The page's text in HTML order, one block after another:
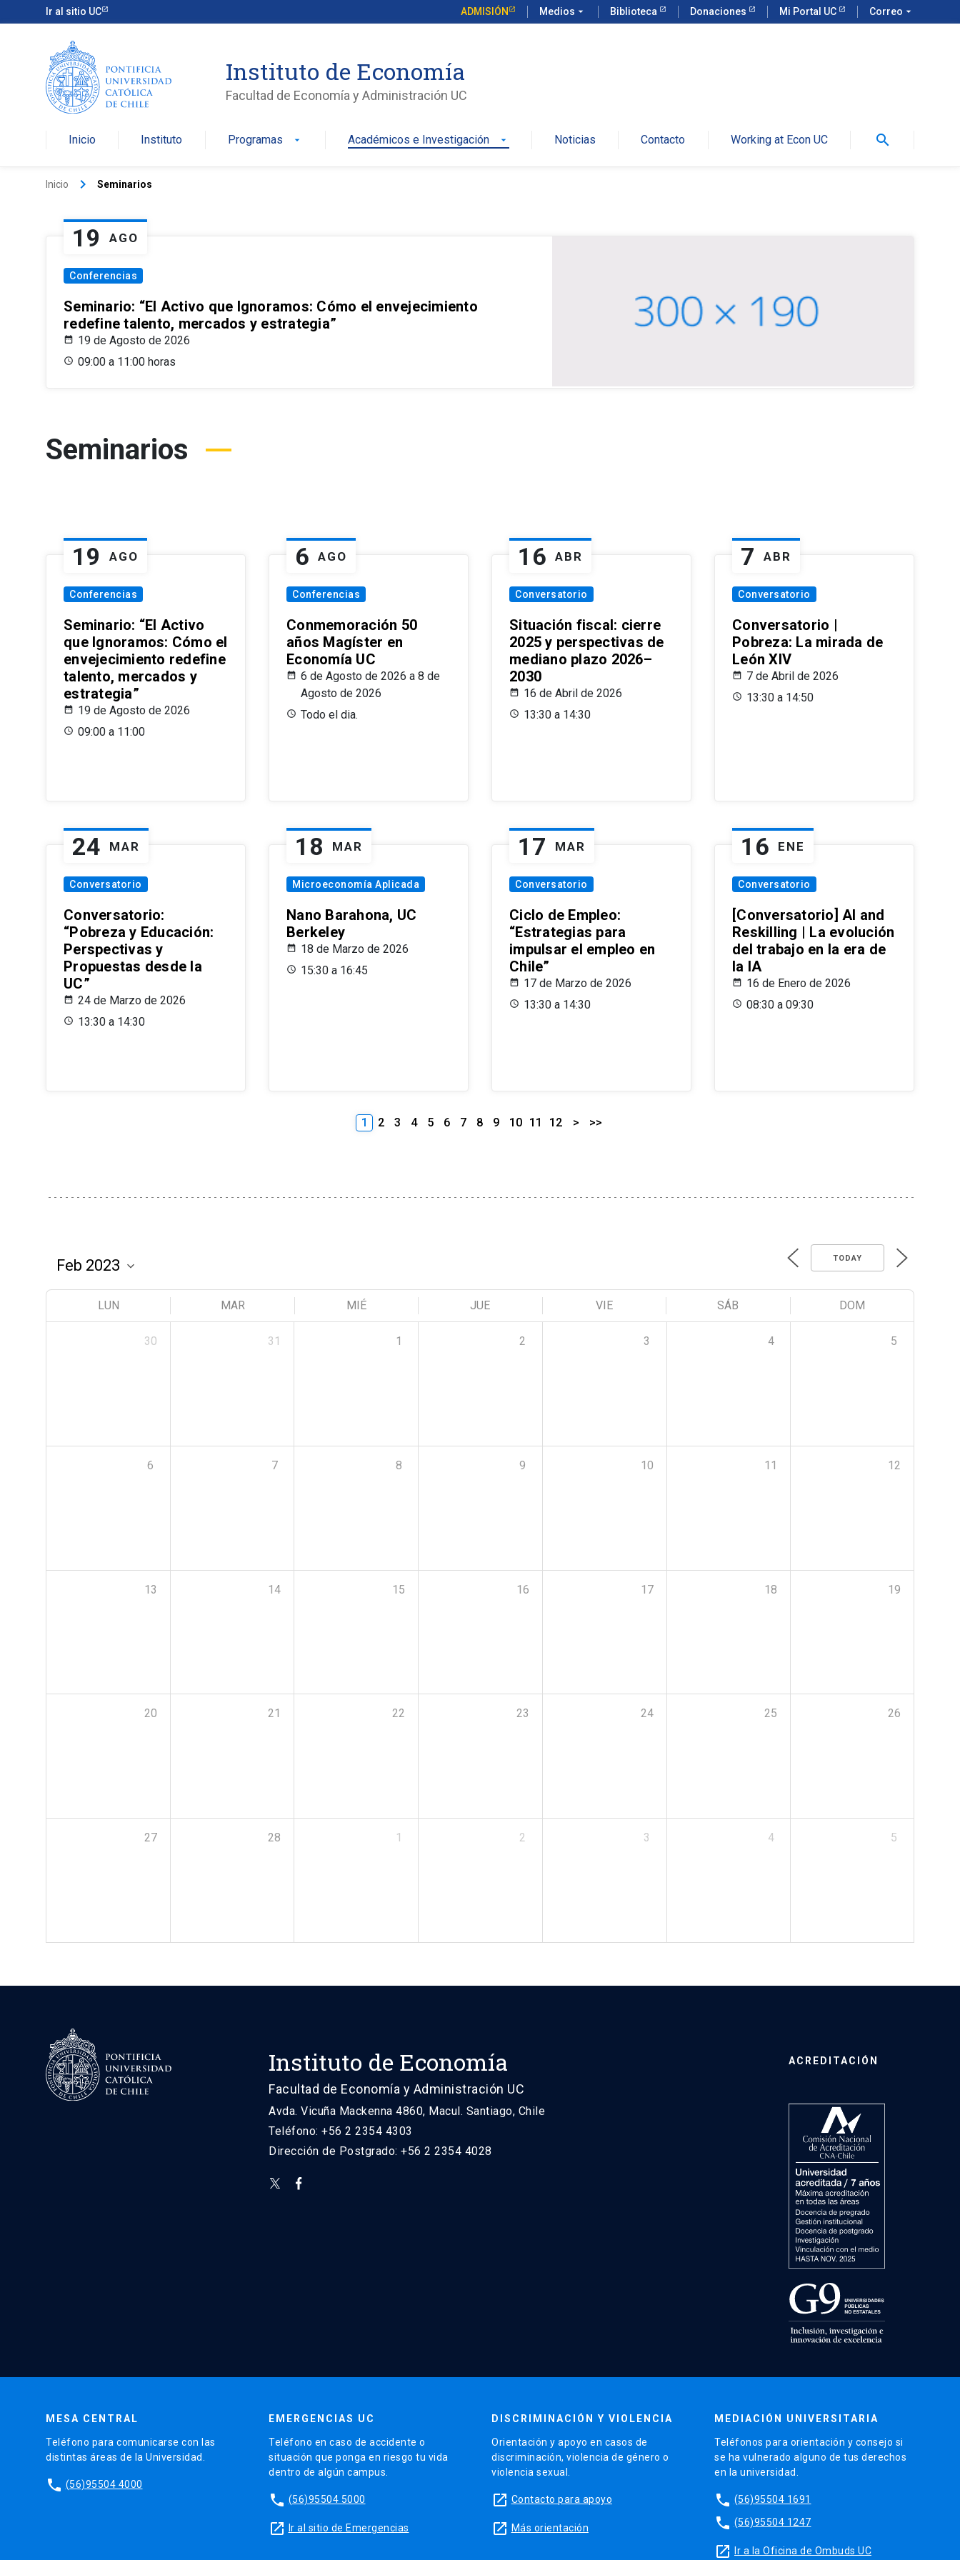
Ir al sitio UC ADMISIÓN Medios arrow_drop_down Biblioteca Donaciones Mi Portal UC Correo arrow_drop_down
Instituto de Economía
Facultad de Economía y Administración UC
Inicio Instituto Programas arrow_drop_down Académicos e Investigación arrow_drop_down Noticias Contacto Working at Econ UC search
Inicio keyboard_arrow_right Seminarios
19 AGO
Conferencias
Seminario: “El Activo que Ignoramos: Cómo el envejecimiento
redefine talento, mercados y estrategia”
19 de Agosto de 2026
09:00 a 11:00 horas
Seminarios
19 AGO
Conferencias
Seminario: “El Activo
que Ignoramos: Cómo el
envejecimiento redefine
talento, mercados y
estrategia”
19 de Agosto de 2026
09:00 a 11:00
6 AGO
Conferencias
Conmemoración 50
años Magíster en
Economía UC
6 de Agosto de 2026 a 8 de
Agosto de 2026
Todo el dia.
16 ABR
Conversatorio
Situación fiscal: cierre
2025 y perspectivas de
mediano plazo 2026–
2030
16 de Abril de 2026
13:30 a 14:30
7 ABR
Conversatorio
Conversatorio |
Pobreza: La mirada de
León XIV
7 de Abril de 2026
13:30 a 14:50
24 MAR
Conversatorio
Conversatorio:
“Pobreza y Educación:
Perspectivas y
Propuestas desde la
UC”
24 de Marzo de 2026
13:30 a 14:30
18 MAR
Microeconomía Aplicada
Nano Barahona, UC
Berkeley
18 de Marzo de 2026
15:30 a 16:45
17 MAR
Conversatorio
Ciclo de Empleo:
“Estrategias para
impulsar el empleo en
Chile”
17 de Marzo de 2026
13:30 a 14:30
16 ENE
Conversatorio
[Conversatorio] AI and
Reskilling | La evolución
del trabajo en la era de
la IA
16 de Enero de 2026
08:30 a 09:30
1 2 3 4 5 6 7 8 9 10 11 12 > >>
TODAY
LUN MAR MIÉ JUE VIE SÁB DOM
30 31 1 2 3 4 5
6 7 8 9 10 11 12
13 14 15 16 17 18 19
20 21 22 23 24 25 26
27 28 1 2 3 4 5
Instituto de Economía
Facultad de Economía y Administración UC
Avda. Vicuña Mackenna 4860, Macul. Santiago, Chile
Teléfono: +56 2 2354 4303
Dirección de Postgrado: +56 2 2354 4028
ACREDITACIÓN
MESA CENTRAL
Teléfono para comunicarse con las
distintas áreas de la Universidad.
phone (56)95504 4000
EMERGENCIAS UC
Teléfono en caso de accidente o
situación que ponga en riesgo tu vida
dentro de algún campus.
phone (56)95504 5000
launch Ir al sitio de Emergencias
DISCRIMINACIÓN Y VIOLENCIA
Orientación y apoyo en casos de
discriminación, violencia de género o
violencia sexual.
launch Contacto para apoyo
launch Más orientación
MEDIACIÓN UNIVERSITARIA
Teléfonos para orientación y consejo si
se ha vulnerado alguno de tus derechos
en la universidad.
phone (56)95504 1691
phone (56)95504 1247
launch Ir a la Oficina de Ombuds UC